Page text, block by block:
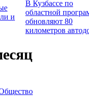
и
В Кузбассе по
областной
обновляют 80
километров